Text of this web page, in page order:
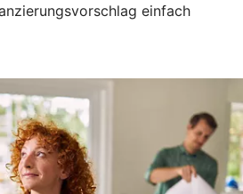
einfach